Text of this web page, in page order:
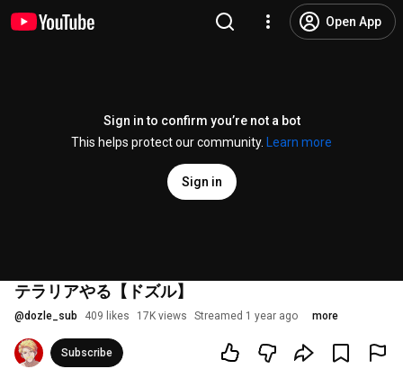
Open App
Sign in to confirm you’re not a bot
This helps protect our community.
Learn more
Sign in
テラリアやる【ドズル】
@dozle_sub 409 likes 17K views Streamed 1 year ago more
Subscribe